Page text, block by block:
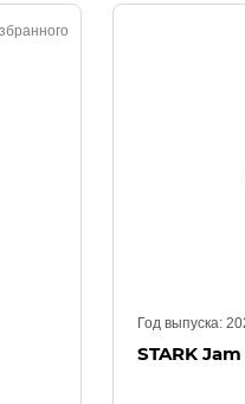
Год выпуска:
STARK